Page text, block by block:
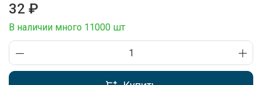
32 ₽
В наличии много 11000 шт